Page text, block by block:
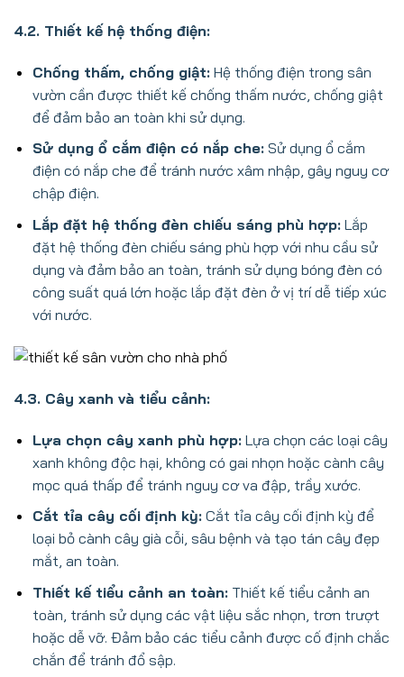
4.2. Thiết kế hệ thống điện:
Chống thấm, chống giật:Hệ thống điện trong sân
vườn cần được thiết kế chống thấm nước, chống giật
để đảm bảo an toàn khi sử dụng.
Sử dụng ổ cắm điện có nắp che:Sử dụng ổ cắm
điện có nắp che để tránh nước xâm nhập, gây nguy cơ
chập điện.
Lắp đặt hệ thống đèn chiếu sáng phù hợp:Lắp
đặt hệ thống đèn chiếu sáng phù hợp với nhu cầu sử
dụng và đảm bảo an toàn, tránh sử dụng bóng đèn có
công suất quá lớn hoặc lắp đặt đèn ở vị trí dễ tiếp xúc
với nước.
4.3. Cây xanh và tiểu cảnh:
Lựa chọn cây xanh phù hợp:Lựa chọn các loại cây
xanh không độc hại, không có gai nhọn hoặc cành cây
mọc quá thấp để tránh nguy cơ va đập, trầy xước.
Cắt tỉa cây cối định kỳ:Cắt tỉa cây cối định kỳ để
loại bỏ cành cây già cỗi, sâu bệnh và tạo tán cây đẹp
mắt, an toàn.
Thiết kế tiểu cảnh an toàn:Thiết kế tiểu cảnh an
toàn, tránh sử dụng các vật liệu sắc nhọn, trơn trượt
hoặc dễ vỡ. Đảm bảo các tiểu cảnh được cố định chắc
chắn để tránh đổ sập.